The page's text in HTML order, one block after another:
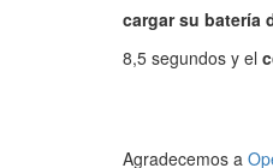
cargar su batería
8,5 segundos y el
Agradecemos a